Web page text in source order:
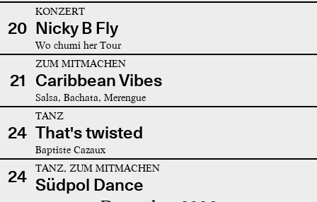
20
KONZERT
Nicky B Fly
Wo chumi her Tour
21
ZUM MITMACHEN
Caribbean Vibes
Salsa, Bachata, Merengue
24
TANZ
That's twisted
Baptiste Cazaux
24 TANZ, ZUM MITMACHEN
Südpol Dance